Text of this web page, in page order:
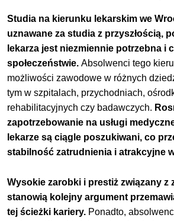
Studia na kierunku lekarskim we
uznawane za studia z przyszłością,
lekarza jest niezmiennie potrzebna i
społeczeństwie.Absolwenci tego
możliwości zawodowe w różnych
tym w szpitalach, przychodniach,
rehabilitacyjnych czy badawczych.
zapotrzebowanie na usługi
lekarze są ciągle poszukiwani, co
stabilność zatrudnienia i atrakcyjne
Wysokie zarobki i prestiż związany z
stanowią kolejny argument
tej ścieżki kariery. Ponadto,